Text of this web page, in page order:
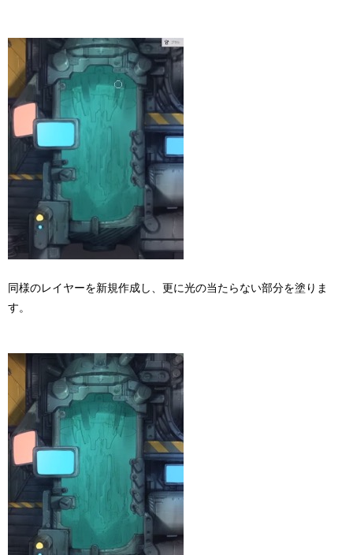
同様のレイヤーを新規作成し、更に光の当たらない部分を塗りま
す。